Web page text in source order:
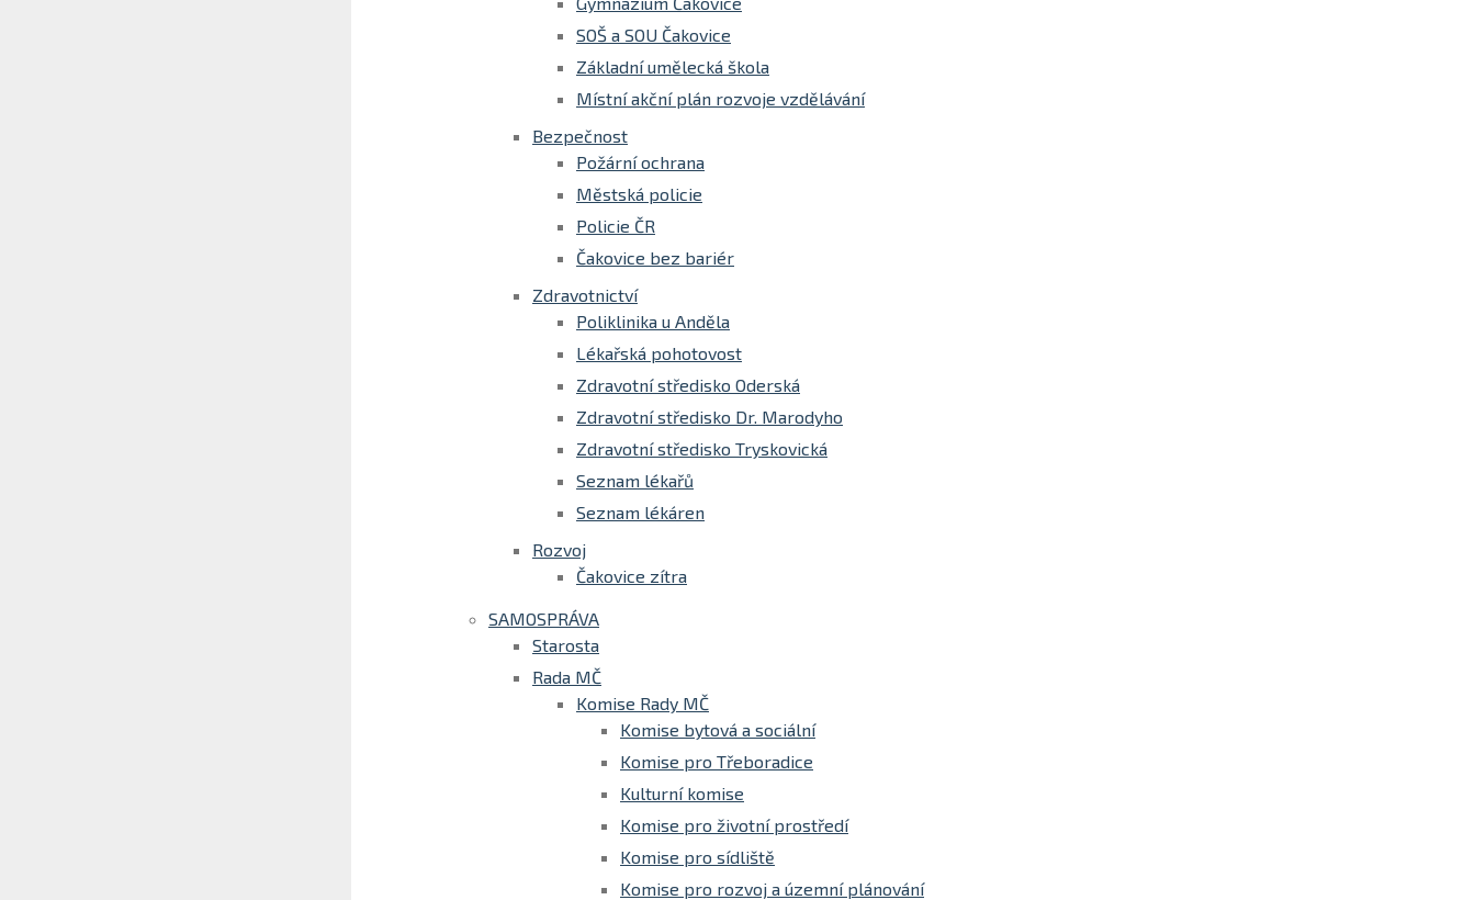
SOŠ a SOU Čakovice
Základní umělecká škola
Místní akční plán rozvoje vzdělávání
Bezpečnost
Požární ochrana
Městská policie
Policie ČR
Čakovice bez bariér
Zdravotnictví
Poliklinika u Anděla
Lékařská pohotovost
Zdravotní středisko Oderská
Zdravotní středisko Dr. Marodyho
Zdravotní středisko Tryskovická
Seznam lékařů
Seznam lékáren
Rozvoj
Čakovice zítra
SAMOSPRÁVA
Starosta
Rada MČ
Komise Rady MČ
Komise bytová a sociální
Komise pro Třeboradice
Kulturní komise
Komise pro životní prostředí
Komise pro sídliště
Komise pro rozvoj a územní plánování